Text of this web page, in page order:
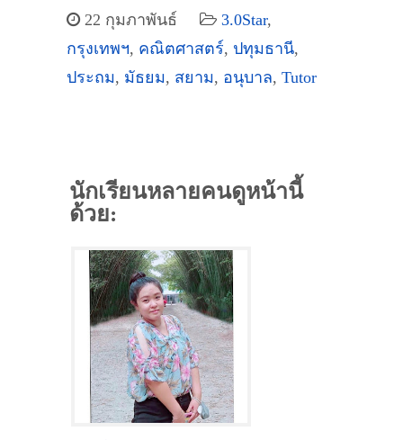
22 กุมภาพันธ์ 3.0Star,
กรุงเทพฯ, คณิตศาสตร์, ปทุมธานี,
ประถม, มัธยม, สยาม, อนุบาล, Tutor
นักเรียนหลายคนดูหน้านี้
ด้วย: